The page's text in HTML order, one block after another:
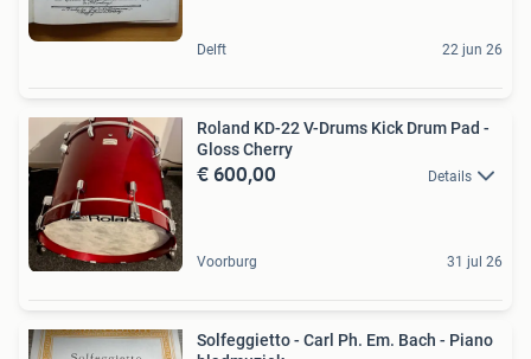
Delft 22 jun 26
Roland KD-22 V-Drums Kick Drum Pad -
Gloss Cherry
€ 600,00 Details
Voorburg 31 jul 26
Solfeggietto - Carl Ph. Em. Bach - Piano